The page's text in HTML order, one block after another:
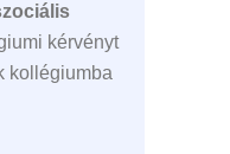
kérvényt
kollégiumba